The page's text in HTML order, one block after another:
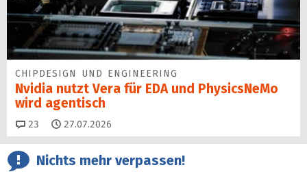
CHIPDESIGN UND ENGINEERING
Nvidia nutzt Vera für EDA und PhysicsNeMo
wird agentisch
23 Kommentare
27.07.2026
Nichts mehr verpassen!